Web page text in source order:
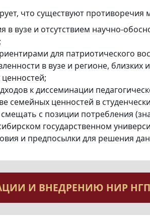
что существуют противоречия
в вузе и отсутствием научно-
для патриотического
в вузе и регионе, близких
к диссеминации
семейных ценностей в
с позиции потребления
государственном
и предпосылки для решения
И ВНЕДРЕНИЮ НИР